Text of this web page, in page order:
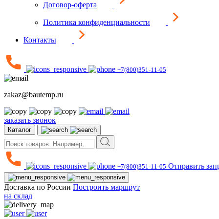
Договор-оферта
Политика конфиденциальности
Контакты
+7(800)351-11-05
zakaz@bautemp.ru
заказать звонок
Каталог
+7(800)351-11-05 Отправить
Доставка по России Построить маршрут
на склад